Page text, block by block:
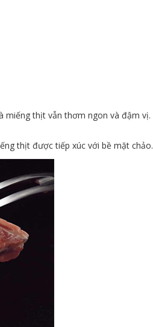
miếng thịt vẫn thơm ngon và đậm vị.
thịt được tiếp xúc với bề mặt chảo.